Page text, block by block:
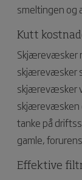
smeltingen og
Kutt
Skjærevæsker
skjærevæsker
skjærevæsker
skjærevæsken
tanke på
gamle,
Effektive